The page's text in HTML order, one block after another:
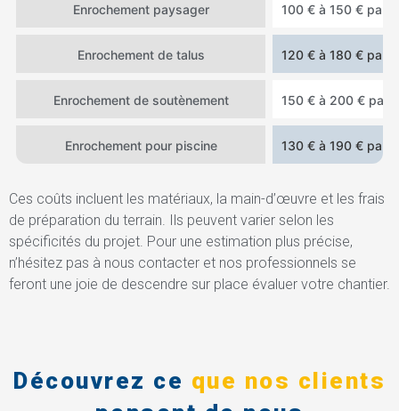
Enrochement paysager 100 € à 150 € par
Enrochement de talus 120 € à 180 € par
Enrochement de soutènement 150 € à 200 € par
Enrochement pour piscine 130 € à 190 € par
Ces coûts incluent les matériaux, la main-d’œuvre et les frais
de préparation du terrain. Ils peuvent varier selon les
spécificités du projet. Pour une estimation plus précise,
n’hésitez pas à nous contacter et nos professionnels se
feront une joie de descendre sur place évaluer votre chantier.
Découvrez ce que nos clients